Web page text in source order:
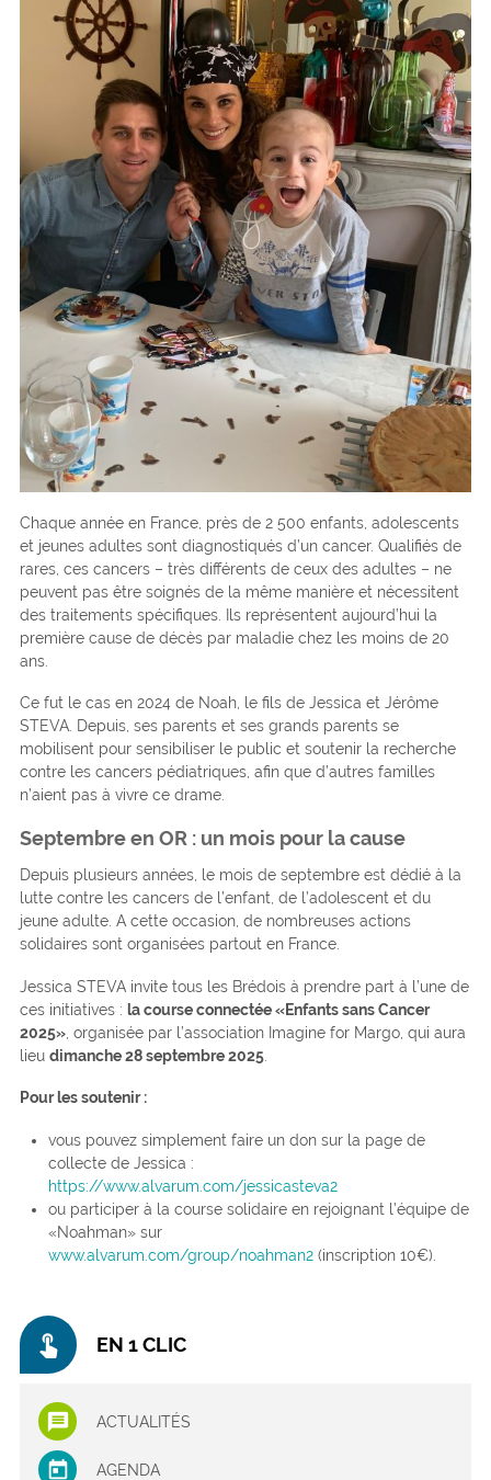
Chaque année en France, près de 2 500 enfants, adolescents
et jeunes adultes sont diagnostiqués d’un cancer. Qualifiés de
rares, ces cancers – très différents de ceux des adultes – ne
peuvent pas être soignés de la même manière et nécessitent
des traitements spécifiques. Ils représentent aujourd’hui la
première cause de décès par maladie chez les moins de 20
ans.
Ce fut le cas en 2024 de Noah, le fils de Jessica et Jérôme
STEVA. Depuis, ses parents et ses grands parents se
mobilisent pour sensibiliser le public et soutenir la recherche
contre les cancers pédiatriques, afin que d’autres familles
n’aient pas à vivre ce drame.
Septembre en OR : un mois pour la cause
Depuis plusieurs années, le mois de septembre est dédié à la
lutte contre les cancers de l’enfant, de l’adolescent et du
jeune adulte. A cette occasion, de nombreuses actions
solidaires sont organisées partout en France.
Jessica STEVA invite tous les Brédois à prendre part à l’une de
ces initiatives : la course connectée «Enfants sans Cancer
2025», organisée par l’association Imagine for Margo, qui aura
lieu dimanche 28 septembre 2025.
Pour les soutenir :
vous pouvez simplement faire un don sur la page de
collecte de Jessica :
https://www.alvarum.com/jessicasteva2
ou participer à la course solidaire en rejoignant l’équipe de
«Noahman» sur
www.alvarum.com/group/noahman2 (inscription 10€).
touch_app EN 1 CLIC
ACTUALITÉS
AGENDA